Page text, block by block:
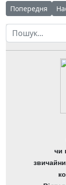
Попередня
Попередня
Пошук
чи